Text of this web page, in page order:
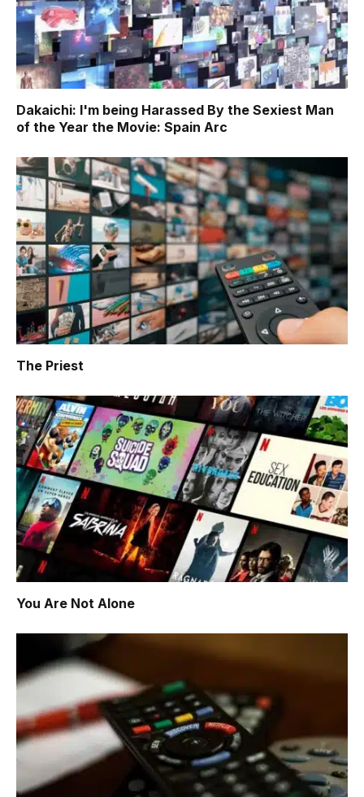
Dakaichi: I'm being Harassed By the Sexiest Man
of the Year the Movie: Spain Arc
The Priest
You Are Not Alone